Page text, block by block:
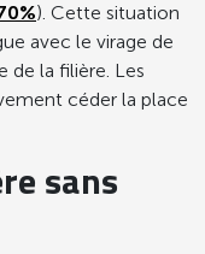
). Cette situation
avec le virage de
de la filière. Les
céder la place
sans